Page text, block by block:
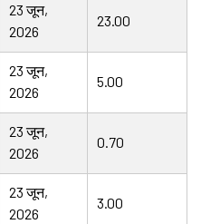
23 जून,
2026
23.00
23 जून,
2026
5.00
23 जून,
2026
0.70
23 जून,
2026
3.00